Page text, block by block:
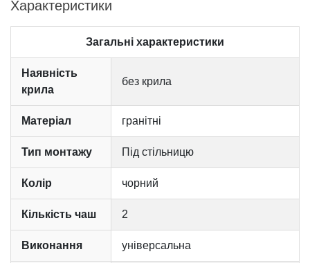
Характеристики
Загальні характеристики
Наявність
крила
без крила
Матеріал гранітні
Тип монтажу Під стільницю
Колір чорний
Кількість чаш 2
Виконання універсальна